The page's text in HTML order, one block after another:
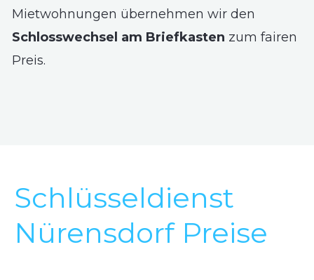
Mietwohnungen übernehmen wir den
Schlosswechsel am Briefkasten zum fairen
Preis.
Schlüsseldienst
Nürensdorf Preise